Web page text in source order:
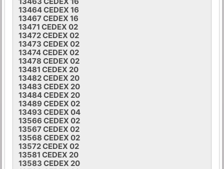
13464 CEDEX 16
13467 CEDEX 16
13471 CEDEX 02
13472 CEDEX 02
13473 CEDEX 02
13474 CEDEX 02
13478 CEDEX 02
13481 CEDEX 20
13482 CEDEX 20
13483 CEDEX 20
13484 CEDEX 20
13489 CEDEX 02
13493 CEDEX 04
13566 CEDEX 02
13567 CEDEX 02
13568 CEDEX 02
13572 CEDEX 02
13581 CEDEX 20
13583 CEDEX 20